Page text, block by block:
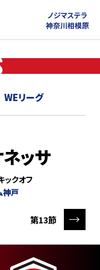
ノジマステラ
神奈川相模原
WEリーグ
ッサ
ックオフ
神戸
第13節